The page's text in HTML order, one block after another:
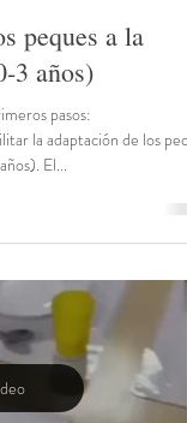
lectura
peques a la
años)
pasos:
El...